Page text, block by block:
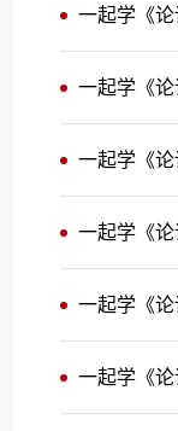
一起学《